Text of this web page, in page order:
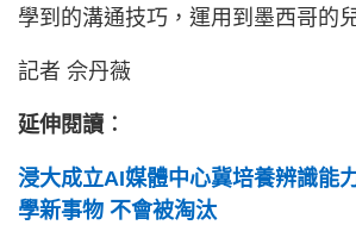
學到的溝通技巧，運用到墨西哥的
記者 佘丹薇
延伸閱讀︰
浸大成立AI媒體中心冀培養辨識能
學新事物 不會被淘汰